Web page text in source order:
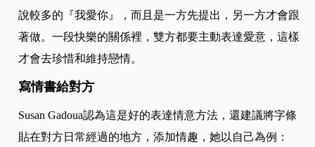
說較多的『我愛你』，而且是一方先提出，另一方才會跟
著做。一段快樂的關係裡，雙方都要主動表達愛意，這樣
才會去珍惜和維持戀情。
寫情書給對方
Susan Gadoua認為這是好的表達情意方法，還建議將字條
貼在對方日常經過的地方，添加情趣，她以自己為例：